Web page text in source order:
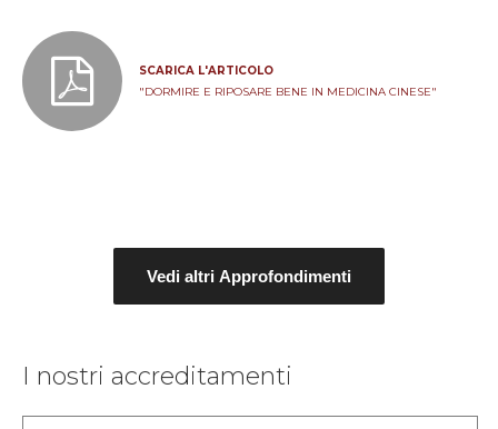
SCARICA L'ARTICOLO
"DORMIRE E RIPOSARE BENE IN MEDICINA CINESE"
Vedi altri Approfondimenti
I nostri accreditamenti